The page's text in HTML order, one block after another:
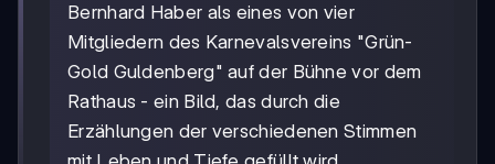
Bernhard Haber als eines von vier
Mitgliedern des Karnevalsvereins "Grün-
Gold Guldenberg" auf der Bühne vor dem
Rathaus - ein Bild, das durch die
Erzählungen der verschiedenen Stimmen